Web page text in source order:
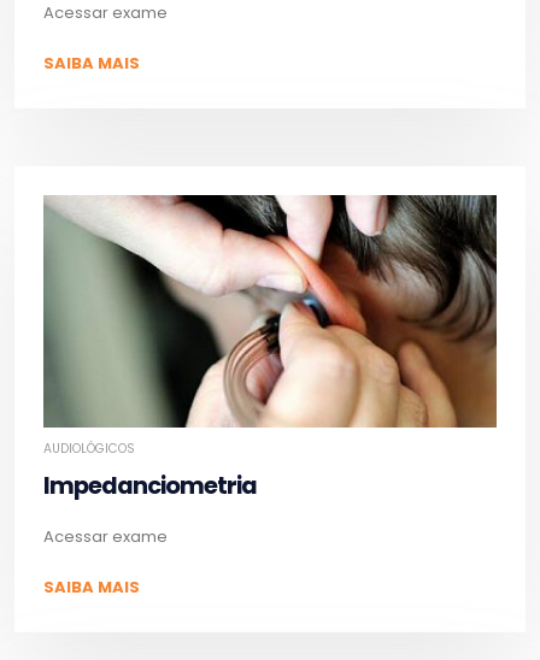
Acessar exame
SAIBA MAIS
AUDIOLÓGICOS
Impedanciometria
Acessar exame
SAIBA MAIS